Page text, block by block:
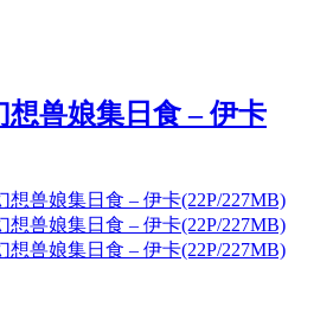
想兽娘集日食 – 伊卡